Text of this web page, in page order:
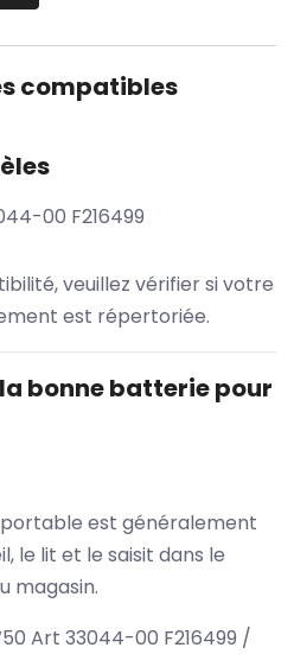
compatibles
00 F216499
veuillez vérifier si votre
est répertoriée.
bonne batterie pour
est généralement
le lit et le saisit dans le
magasin.
Art 33044-00 F216499 /